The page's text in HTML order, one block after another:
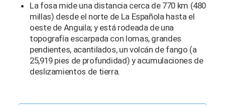
La fosa mide una distancia cerca de 770 km (480
millas) desde el norte de La Española hasta el
oeste de Anguila; y está rodeada de una
topografía escarpada con lomas, grandes
pendientes, acantilados, un volcán de fango (a
25,919 pies de profundidad) y acumulaciones de
deslizamientos de tierra.